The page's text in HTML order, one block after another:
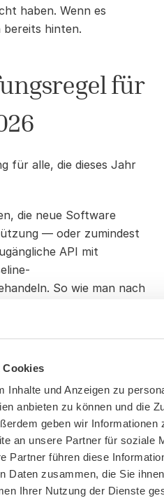
Cookies
Inhalte und Anzeigen zu
anbieten zu können und die
geben wir Informationen
an unsere Partner für soziale
Partner führen diese
Daten zusammen, die Sie
Ihrer Nutzung der Dienste
haben. Wenn es
hinten.
für
für alle, die dieses Jahr
die neue Software
— oder zumindest
API mit
So wie man nach
to-have. Eine
„Wie interagiert ein
Wenn die Antwort
Scraping“ oder „wir
ist das ein Signal.
für jeden
dafür, wie der
der Branche denkt.